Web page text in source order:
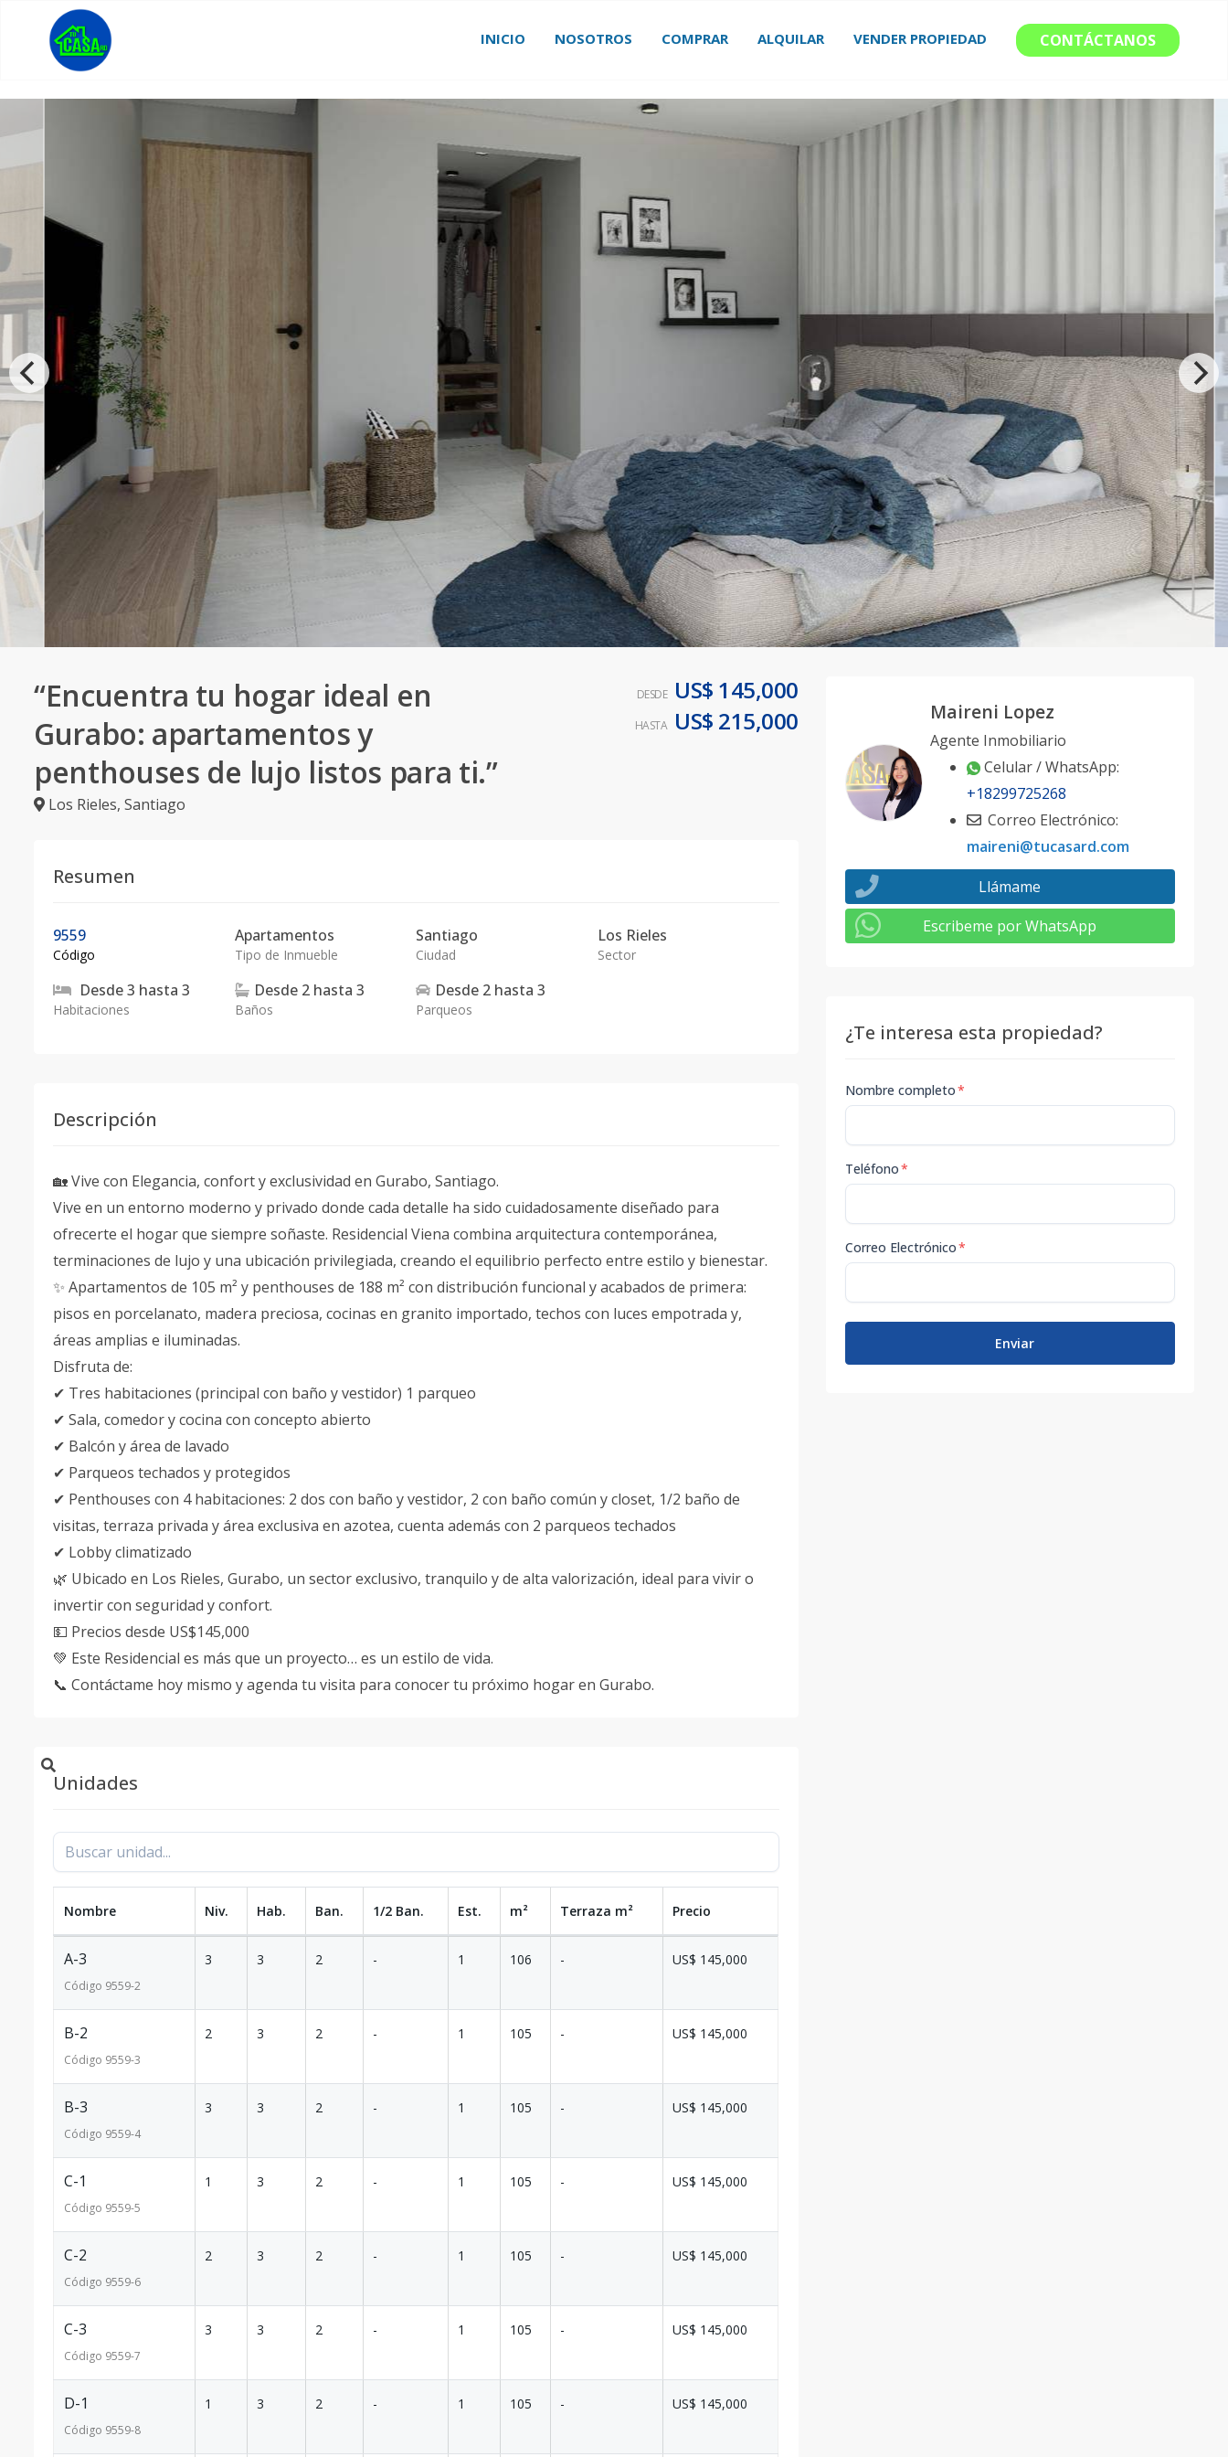
INICIO NOSOTROS COMPRAR ALQUILAR VENDER PROPIEDAD CONTÁCTANOS
“Encuentra tu hogar ideal en
Gurabo: apartamentos y
penthouses de lujo listos para ti.”
Los Rieles, Santiago
DESDE US$ 145,000
HASTA US$ 215,000
Resumen
9559
Código
Apartamentos
Tipo de Inmueble
Santiago
Ciudad
Los Rieles
Sector
Desde3 hasta 3
Habitaciones
Desde 2hasta 3
Baños
Desde 2 hasta 3
Parqueos
Descripción
🏡 Vive con Elegancia, confort y exclusividad en Gurabo, Santiago.
Vive en un entorno moderno y privado donde cada detalle ha sido cuidadosamente diseñado para
ofrecerte el hogar que siempre soñaste. Residencial Viena combina arquitectura contemporánea,
terminaciones de lujo y una ubicación privilegiada, creando el equilibrio perfecto entre estilo y bienestar.
✨ Apartamentos de 105 m² y penthouses de 188 m² con distribución funcional y acabados de primera:
pisos en porcelanato, madera preciosa, cocinas en granito importado, techos con luces empotrada y,
áreas amplias e iluminadas.
Disfruta de:
✔ Tres habitaciones (principal con baño y vestidor) 1 parqueo
✔ Sala, comedor y cocina con concepto abierto
✔ Balcón y área de lavado
✔ Parqueos techados y protegidos
✔ Penthouses con 4 habitaciones: 2 dos con baño y vestidor, 2 con baño común y closet, 1/2 baño de
visitas, terraza privada y área exclusiva en azotea, cuenta además con 2 parqueos techados
✔ Lobby climatizado
🌿 Ubicado en Los Rieles, Gurabo, un sector exclusivo, tranquilo y de alta valorización, ideal para vivir o
invertir con seguridad y confort.
💵 Precios desde US$145,000
💚 Este Residencial es más que un proyecto… es un estilo de vida.
📞 Contáctame hoy mismo y agenda tu visita para conocer tu próximo hogar en Gurabo.
Unidades
Nombre Niv. Hab. Ban. 1/2 Ban. Est. m² Terraza m² Precio
A-3
Código 9559-2
3 3 2 - 1 106 - US$ 145,000
B-2
Código 9559-3
2 3 2 - 1 105 - US$ 145,000
B-3
Código 9559-4
3 3 2 - 1 105 - US$ 145,000
C-1
Código 9559-5
1 3 2 - 1 105 - US$ 145,000
C-2
Código 9559-6
2 3 2 - 1 105 - US$ 145,000
C-3
Código 9559-7
3 3 2 - 1 105 - US$ 145,000
D-1
Código 9559-8
1 3 2 - 1 105 - US$ 145,000
Maireni Lopez
Agente Inmobiliario
Celular / WhatsApp:
+18299725268
Correo Electrónico:
maireni@tucasard.com
Llámame
Escribeme por WhatsApp
¿Te interesa esta propiedad?
Nombre completo*
Teléfono*
Correo Electrónico*
Enviar